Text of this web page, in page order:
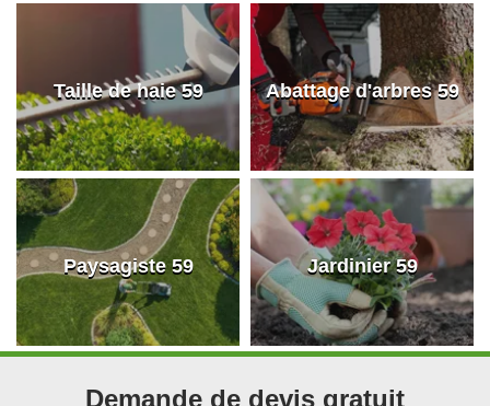
Taille de haie 59 Abattage d'arbres 59
Paysagiste 59 Jardinier 59
Demande de devis gratuit